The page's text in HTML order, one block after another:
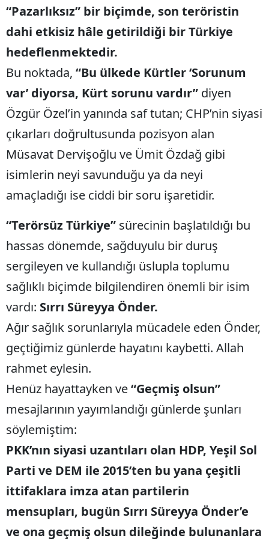
“Pazarlıksız” bir biçimde, son teröristin
dahi etkisiz hâle getirildiği bir Türkiye
hedeflenmektedir.
Bu noktada, “Bu ülkede Kürtler ‘Sorunum
var’ diyorsa, Kürt sorunu vardır” diyen
Özgür Özel’in yanında saf tutan; CHP’nin siyasi
çıkarları doğrultusunda pozisyon alan
Müsavat Dervişoğlu ve Ümit Özdağ gibi
isimlerin neyi savunduğu ya da neyi
amaçladığı ise ciddi bir soru işaretidir.
“Terörsüz Türkiye” sürecinin başlatıldığı bu
hassas dönemde, sağduyulu bir duruş
sergileyen ve kullandığı üslupla toplumu
sağlıklı biçimde bilgilendiren önemli bir isim
vardı: Sırrı Süreyya Önder.
Ağır sağlık sorunlarıyla mücadele eden Önder,
geçtiğimiz günlerde hayatını kaybetti. Allah
rahmet eylesin.
Henüz hayattayken ve“Geçmiş olsun”
mesajlarının yayımlandığı günlerde şunları
söylemiştim:
PKK’nın siyasi uzantıları olan HDP, Yeşil Sol
Parti ve DEM ile 2015’ten bu yana çeşitli
ittifaklara imza atan partilerin
mensupları, bugün Sırrı Süreyya Önder’e
ve ona geçmiş olsun dileğinde bulunanlara